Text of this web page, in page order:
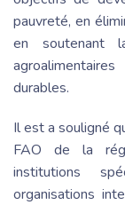
pauvreté, en
en soutenant
durables.
Il est a souligné
FAO de la
institutions
organisations